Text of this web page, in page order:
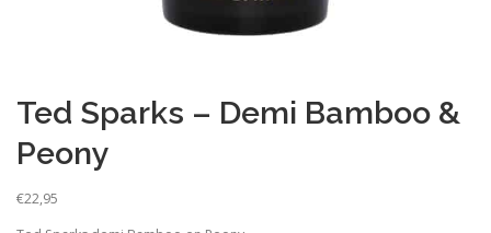
Ted Sparks – Demi Bamboo &
Peony
€22,95